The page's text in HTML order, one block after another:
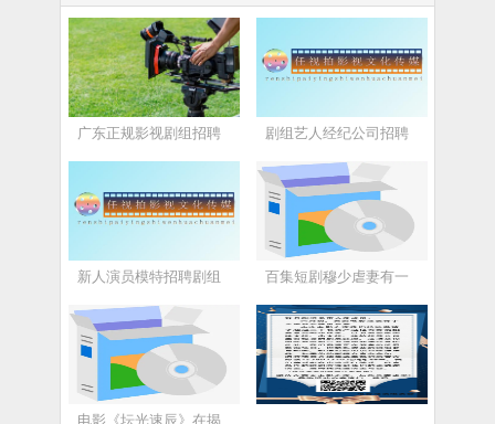
广东正规影视剧组招聘 剧组艺人经纪公司招聘
新人演员模特招聘剧组 百集短剧穆少虐妻有一
电影《坛光速辰》在揭